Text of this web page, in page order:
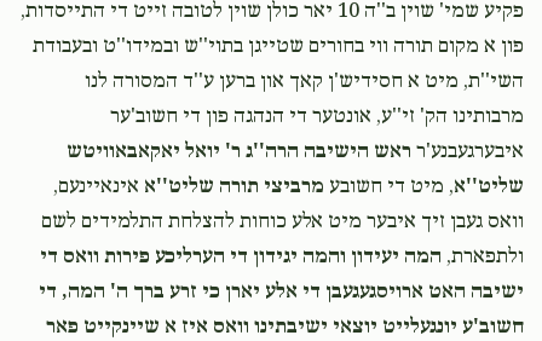
Tzvi Helfgott שלום נח ראזענבלאט
1 month ago $50.00
פאר מיין טייערע חבר שלום נח!! אסאך הצלחה!!
Anonymousשלום נח ראזענבלאט
1 month ago $20.00
Good luck!!!
פקיע שמי' שוין ב''ה 10 יאר כולן שוין לטובה זייט די התייסדות,
פון א מקום תורה ווי בחורים שטייגן בתוי''ש ובמידו''ט ובעבודת
השי''ת, מיט א חסידיש'ן קאך און ברען ע''ד המסורה לנו
מרבותינו הק' זי''ע, אונטער די הנהגה פון די חשוב'ער
איבערגעבנע'ר ראש הישיבה הרה''ג ר' יואל יאקאבאוויטש
שליט''א, מיט די חשובע מרביצי תורה שליט''א אינאיינעם,
וואס געבן זיך איבער מיט אלע כוחות להצלחת התלמידים לשם
ולתפארת, המה יעידון והמה יגידון די הערליכע פירות וואס די
ישיבה האט ארויסגעגעבן די אלע יארן כי זרע ברך ה' המה, די
חשוב'ע יונגעלייט יוצאי ישיבתינו וואס איז א שיינקייט פאר